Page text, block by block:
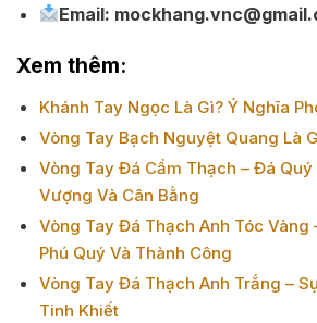
Email:
Xem thêm:
Khánh Tay Ngọc Là Gì? Ý Nghĩa
Vòng Tay Bạch Nguyệt Quang Là
Vòng Tay Đá Cẩm Thạch – Đá Quý
Vượng Và Cân Bằng
Vòng Tay Đá Thạch Anh Tóc Vàng
Phú Quý Và Thành Công
Vòng Tay Đá Thạch Anh Trắng –
Tinh Khiết